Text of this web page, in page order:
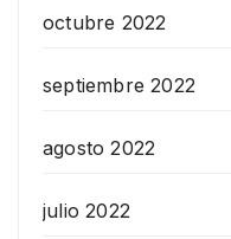
octubre 2022
septiembre 2022
agosto 2022
julio 2022